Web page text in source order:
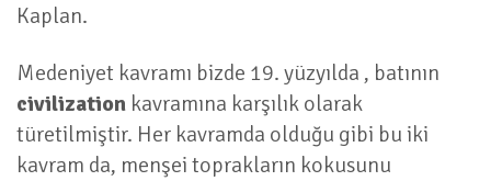
Kaplan.
Medeniyet kavramı bizde 19. yüzyılda , batının
civilization kavramına karşılık olarak
türetilmiştir. Her kavramda olduğu gibi bu iki
kavram da, menşei toprakların kokusunu